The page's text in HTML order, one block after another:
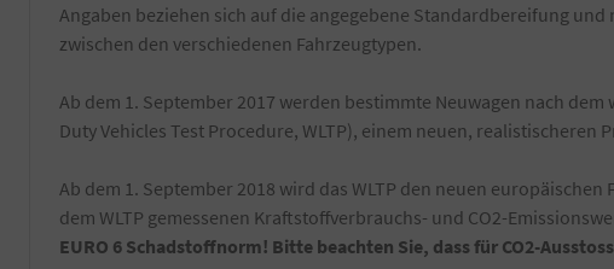
Angaben beziehen sich auf die angegebene Standardbereifung
zwischen den verschiedenen Fahrzeugtypen.
Ab dem 1. September 2017 werden bestimmte Neuwagen nach
Duty Vehicles Test Procedure, WLTP), einem neuen,
Ab dem 1. September 2018 wird das WLTP den neuen
dem WLTP gemessenen Kraftstoffverbrauchs- und CO2-
EURO 6 Schadstoffnorm! Bitte beachten Sie, dass für CO2-